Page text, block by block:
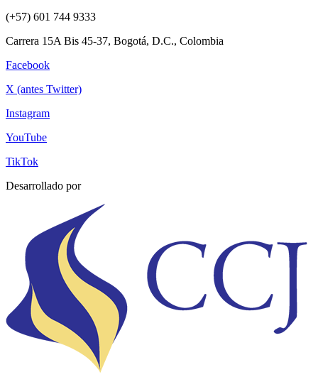
(+57) 601 744 9333
Carrera 15A Bis 45-37, Bogotá, D.C., Colombia
Facebook
X (antes Twitter)
Instagram
YouTube
TikTok
Desarrollado por